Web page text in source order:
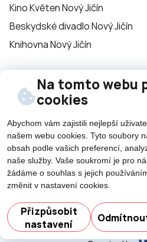
Na tomto webu
cookies
Abychom vám zajistili nejlepší
našem webu cookies. Tyto soubory
obsah podle vašich preferencí,
naše služby. Vaše soukromí je pro
žádáme o souhlas s jejich
změnit v nastavení cookies.
Přizpůsobit
nastavení
Kino Květen Nový Jičín
Beskydské divadlo Nový Jičín
Knihovna Nový Jičín
Sledujte nás na
sítích
jeho části je umožněn pouze
Jičín.